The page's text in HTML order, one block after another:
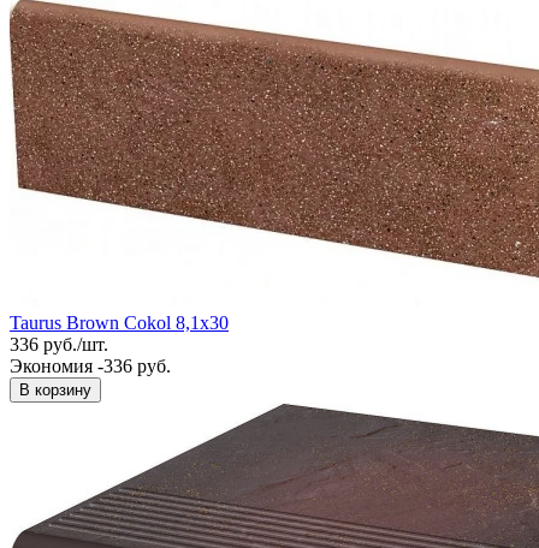
Taurus Brown Cokol 8,1x30
336 руб./шт.
Экономия -336 руб.
В корзину